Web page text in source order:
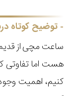
توضیح کوتاه
ساعت مچی از قدیم
هست اما تفاوتی
کنیم، اهمیت
وست
اند
نمایش